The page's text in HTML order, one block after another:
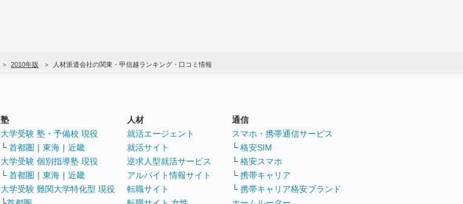
2010年版 人材派遣会社の関東・甲信越ランキング・口コミ情報
塾
大学受験 塾・予備校 現役
└ 首都圏 ｜ 東海 ｜ 近畿
大学受験 個別指導塾 現役
└ 首都圏 ｜ 東海 ｜ 近畿
大学受験 難関大学特化型 現役
人材
就活エージェント
就活サイト
逆求人型就活サービス
アルバイト情報サイト
転職サイト
通信
スマホ・携帯通信サービス
└ 格安SIM
└ 格安スマホ
└ 携帯キャリア
└ 携帯キャリア格安ブランド